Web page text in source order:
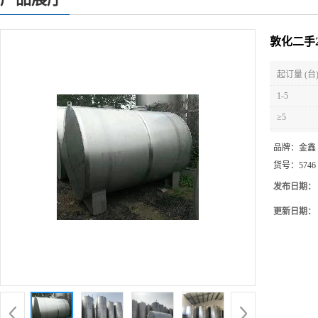
敦化二手
起订量 (台)
1-5
≥5
品牌： 金鑫
货号： 5746
发布日期：
更新日期：